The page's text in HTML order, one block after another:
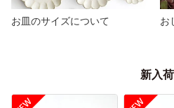
お皿のサイズについて お
新入荷